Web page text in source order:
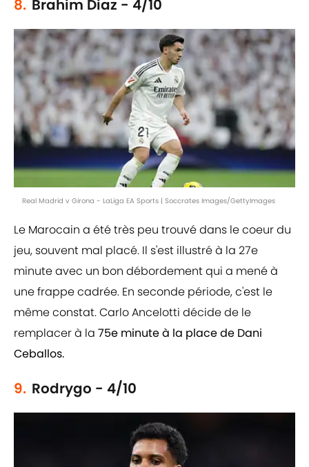
8. Brahim Diaz - 4/10
Real Madrid v Girona - LaLiga EA Sports | Soccrates Images/GettyImages
Le Marocain a été très peu trouvé dans le coeur du
jeu, souvent mal placé. Il s'est illustré à la 27e
minute avec un bon débordement qui a mené à
une frappe cadrée. En seconde période, c'est le
même constat. Carlo Ancelotti décide de le
remplacer à la 75e minute à la place de Dani
Ceballos.
9. Rodrygo - 4/10